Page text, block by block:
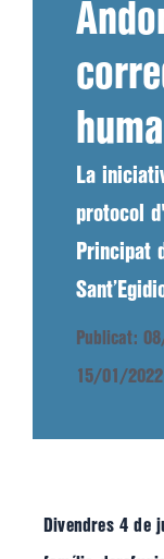
La
protocol
Principat
Publicat:
15/01/
Divendres 4 de